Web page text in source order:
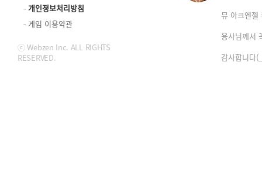
개인정보처리방침
게임 이용약관
ⓒ Webzen Inc. ALL RIGHTS
RESERVED.
뮤 아크엔
용사님께서
감사합니다